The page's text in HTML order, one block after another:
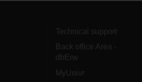
Technical support
Back office Area -
dbErw
MyUnivr